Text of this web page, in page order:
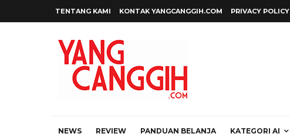
TENTANG KAMI KONTAK YANGCANGGIH.COM PRIVACY POLICY
NEWS REVIEW PANDUAN BELANJA KATEGORI AI